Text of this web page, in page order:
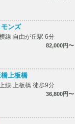
ンズ
線 自由が丘駅 6分
82,000円〜
上板橋
線 上板橋 徒歩9分
36,800円〜